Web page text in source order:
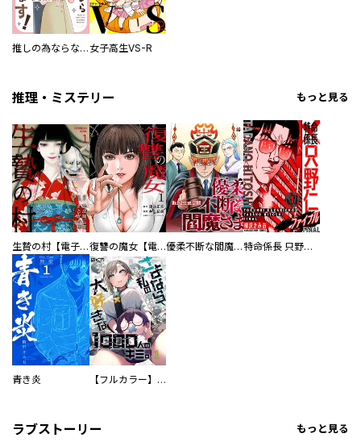
推しの為ならなんでもします！ 女子高生VS-R
推理・ミステリー もっと見る
生贄の村【電子単行本版】 復讐の魔女【電子単行本版】 優柔不断な閻魔さま 特命係長 只野仁ファイナル 愛蔵版
青き炎 【フルカラー】さよなら、私の大好きな１０００人のキミ。
ラブストーリー もっと見る